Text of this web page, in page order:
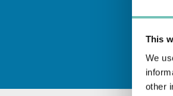
This
We
other